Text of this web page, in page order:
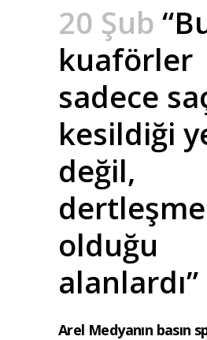
20 Şub
kuaförler
sadece
kesildiği
değil,
olduğu
alanlardı”
Arel Medyanın basın